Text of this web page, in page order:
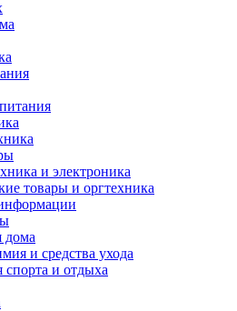
и электроника
товары и оргтехника
дома
и средства ухода
спорта и отдыха